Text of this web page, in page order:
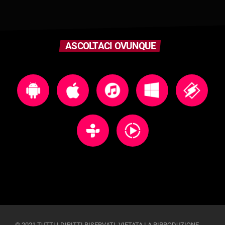
ASCOLTACI OVUNQUE